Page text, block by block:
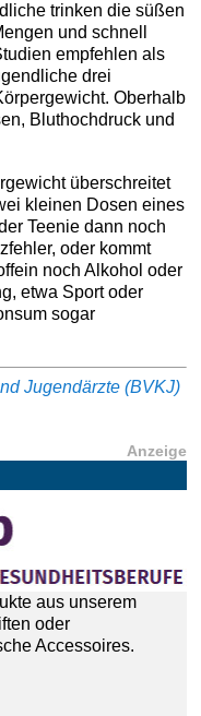
trinken die süßen
und schnell
empfehlen als
drei
Oberhalb
Bluthochdruck und
überschreitet
kleinen Dosen eines
Teenie dann noch
oder kommt
noch Alkohol oder
etwa Sport oder
sogar
Jugendärzte (BVKJ)
Anzeige
aus unserem
oder
Accessoires.